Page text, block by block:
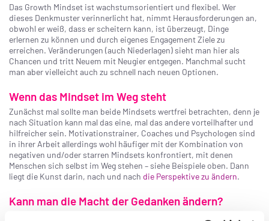
Das Growth Mindset ist wachstumsorientiert und flexibel. Wer
dieses Denkmuster verinnerlicht hat, nimmt Herausforderungen an,
obwohl er weiß, dass er scheitern kann, ist überzeugt, Dinge
erlernen zu können und durch eigenes Engagement Ziele zu
erreichen. Veränderungen (auch Niederlagen) sieht man hier als
Chancen und tritt Neuem mit Neugier entgegen. Manchmal sucht
man aber vielleicht auch zu schnell nach neuen Optionen.
Wenn das Mindset im Weg steht
Zunächst mal sollte man beide Mindsets wertfrei betrachten, denn je
nach Situation kann mal das eine, mal das andere vorteilhafter und
hilfreicher sein. Motivationstrainer, Coaches und Psychologen sind
in ihrer Arbeit allerdings wohl häufiger mit der Kombination von
negativen und/oder starren Mindsets konfrontiert, mit denen
Menschen sich selbst im Weg stehen – siehe Beispiele oben. Dann
liegt die Kunst darin, nach und nach die Perspektive zu ändern.
Kann man die Macht der Gedanken ändern?